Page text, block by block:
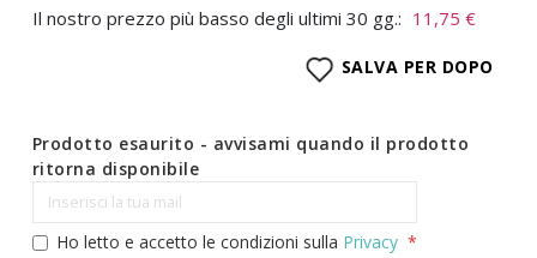
Il nostro prezzo più basso degli ultimi 30 gg.: 11,75 €
SALVA PER DOPO
Prodotto esaurito - avvisami quando il prodotto
ritorna disponibile
Ho letto e accetto le condizioni sulla Privacy